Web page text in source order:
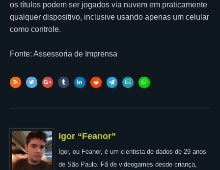
os títulos podem ser jogados via nuvem em praticamente
qualquer dispositivo, inclusive usando apenas um celular
como controle.
Fonte: Assessoria de Imprensa
Igor “Feanor”
Igor, ou Feanor, é um cientista de dados de 29 anos
de São Paulo. Fã de videogames desde criança,